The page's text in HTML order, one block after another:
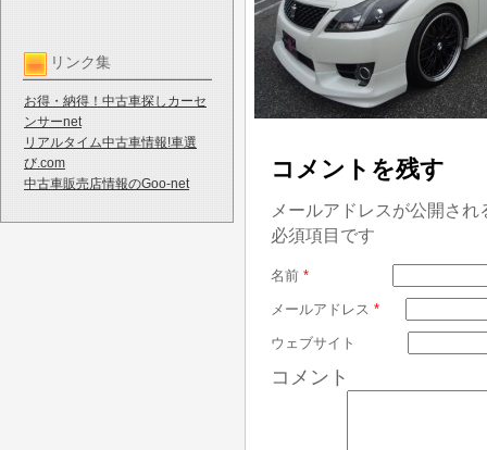
リンク集
お得・納得！中古車探しカーセ
ンサーnet
リアルタイム中古車情報!車選
び.com
中古車販売店情報のGoo-net
コメントを残す
メールアドレスが公開さ
必須項目です
名前 *
メールアドレス *
ウェブサイト
コメント